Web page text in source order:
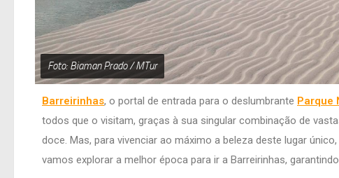
Foto: Biaman Prado / MTur
Barreirinhas, o portal de entrada para o deslumbrante Parque
todos que o visitam, graças à sua singular combinação de
doce. Mas, para vivenciar ao máximo a beleza deste lugar
vamos explorar a melhor época para ir a Barreirinhas,